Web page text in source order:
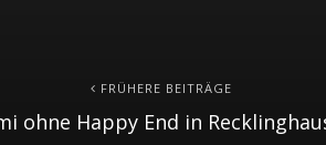
FRÜHERE BEITRÄGE
ohne Happy End in